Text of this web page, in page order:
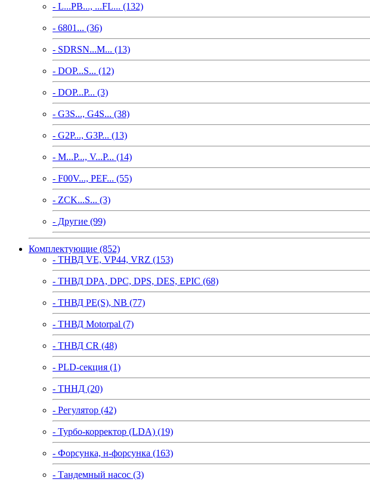
- L...PB..., ...FL... (132)
- 6801... (36)
- SDRSN...M... (13)
- DOP...S... (12)
- DOP...P... (3)
- G3S..., G4S... (38)
- G2P..., G3P... (13)
- M...P..., V...P... (14)
- F00V..., PEF... (55)
- ZCK...S... (3)
- Другие (99)
Комплектующие (852)
- ТНВД VE, VP44, VRZ (153)
- ТНВД DPA, DPC, DPS, DES, EPIC (68)
- ТНВД PE(S), NB (77)
- ТНВД Motorpal (7)
- ТНВД CR (48)
- PLD-секция (1)
- ТННД (20)
- Регулятор (42)
- Турбо-корректор (LDA) (19)
- Форсунка, н-форсунка (163)
- Тандемный насос (3)